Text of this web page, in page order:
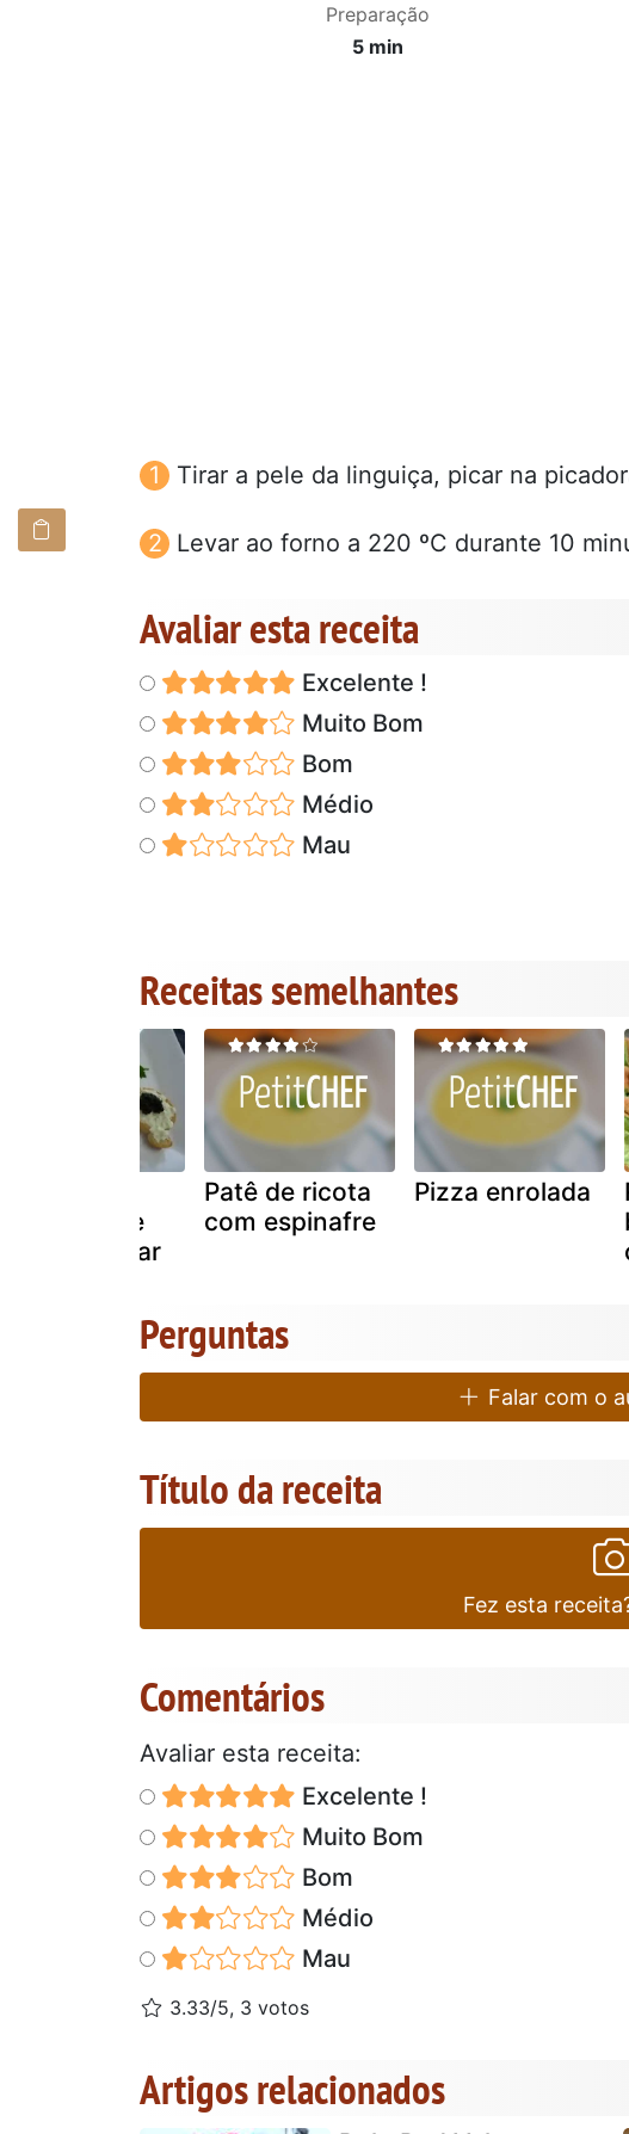
Preparação
5 min
Tirar a pele da linguiça, picar na
Levar ao forno a 220 ºC durante 10
Avaliar esta receita
Excelente !
Muito Bom
Bom
Médio
Mau
Receitas semelhantes
patê de
e caviar
Patê de ricota
com espinafre
Pizza enrolada
Perguntas
Falar com o
Título da receita
Fez esta
Comentários
Avaliar esta receita:
Excelente !
Muito Bom
Bom
Médio
Mau
3.33/5, 3 votos
Artigos relacionados